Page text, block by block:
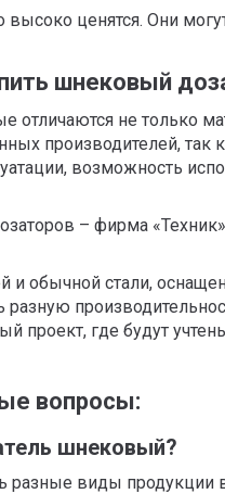
ценятся. Они
шнековый
не только
производителей,
возможность
– фирма
обычной стали,
где будут
вопросы:
шнековый?
разные виды